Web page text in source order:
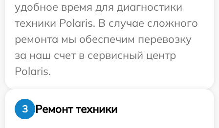
удобное время для диагностики
техники Polaris. В случае сложного
ремонта мы обеспечим перевозку
за наш счет в сервисный центр
Polaris.
3
Ремонт техники